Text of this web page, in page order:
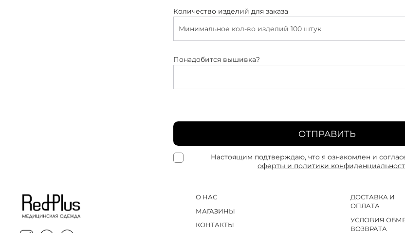
Количество изделий для заказа
Понадобится вышивка?
ОТПРАВИТЬ
Настоящим подтверждаю, что я ознакомлен и
оферты и политики
О НАС
МАГАЗИНЫ
КОНТАКТЫ
ДОСТАВКА И
ОПЛАТА
УСЛОВИЯ
ВОЗВРАТА